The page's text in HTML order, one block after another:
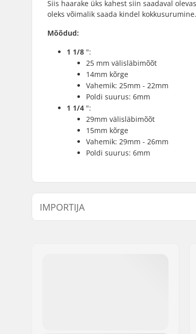
Siis haarake üks kahest siin saadaval
oleks võimalik saada kindel kokkusurumine.
Mõõdud:
1 1/8 ":
25 mm välisläbimõõt
14mm kõrge
Vahemik: 25mm - 22mm
Poldi suurus: 6mm
1 1/4 ":
29mm välisläbimõõt
15mm kõrge
Vahemik: 29mm - 26mm
Poldi suurus: 6mm
IMPORTIJA